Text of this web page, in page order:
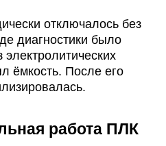
отключалось без
диагностики было
ёмкость. После его
работа ПЛК